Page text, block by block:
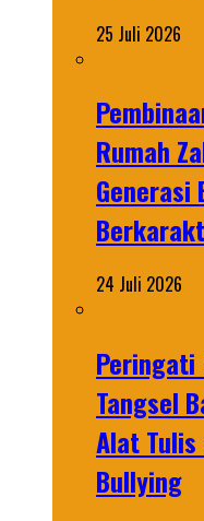
25 Juli 2026
Rumah
Generasi
24 Juli 2026
Peringati
Tangsel
Alat Tulis
Bullying